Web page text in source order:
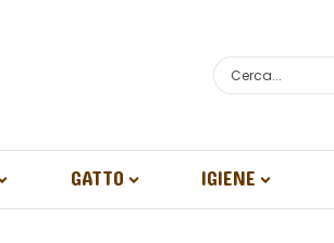
GATTO IGIENE